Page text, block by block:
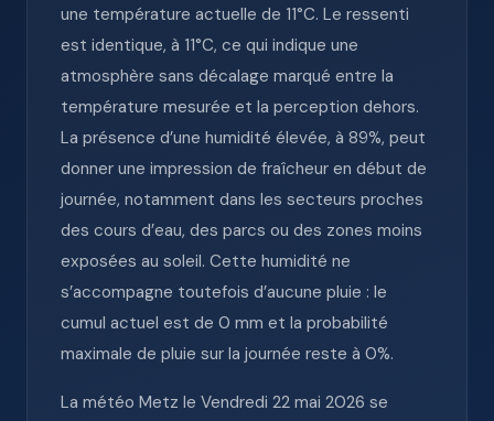
une température actuelle de 11°C. Le ressenti
est identique, à 11°C, ce qui indique une
atmosphère sans décalage marqué entre la
température mesurée et la perception dehors.
La présence d’une humidité élevée, à 89%, peut
donner une impression de fraîcheur en début de
journée, notamment dans les secteurs proches
des cours d’eau, des parcs ou des zones moins
exposées au soleil. Cette humidité ne
s’accompagne toutefois d’aucune pluie : le
cumul actuel est de 0 mm et la probabilité
maximale de pluie sur la journée reste à 0%.
La météo Metz le Vendredi 22 mai 2026 se